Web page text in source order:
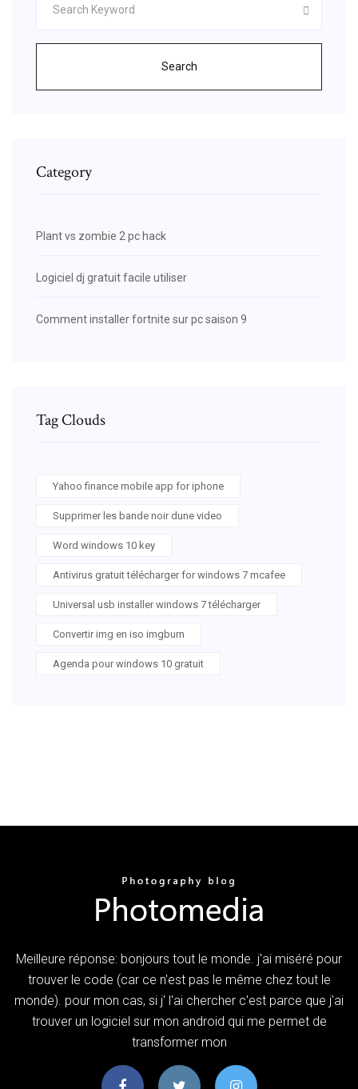
Search
Category
Plant vs zombie 2 pc hack
Logiciel dj gratuit facile utiliser
Comment installer fortnite sur pc saison 9
Tag Clouds
Yahoo finance mobile app for iphone
Supprimer les bande noir dune video
Word windows 10 key
Antivirus gratuit télécharger for windows 7 mcafee
Universal usb installer windows 7 télécharger
Convertir img en iso imgburn
Agenda pour windows 10 gratuit
Meilleure réponse: bonjours tout le monde. j'ai miséré pour
trouver le code (car ce n'est pas le même chez tout le
monde). pour mon cas, si j' l'ai chercher c'est parce que j'ai
trouver un logiciel sur mon android qui me permet de
transformer mon